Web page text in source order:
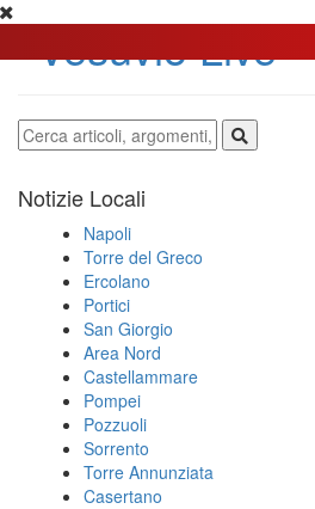
Notizie Locali
Napoli
Torre del Greco
Ercolano
Portici
San Giorgio
Area Nord
Castellammare
Pompei
Pozzuoli
Sorrento
Torre Annunziata
Casertano